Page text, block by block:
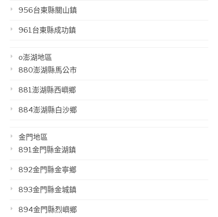
956台東縣關山鎮
961台東縣成功鎮
o澎湖地區
880澎湖縣馬公市
881澎湖縣西嶼鄉
884澎湖縣白沙鄉
金門地區
891金門縣金湖鎮
892金門縣金寧鄉
893金門縣金城鎮
894金門縣烈嶼鄉